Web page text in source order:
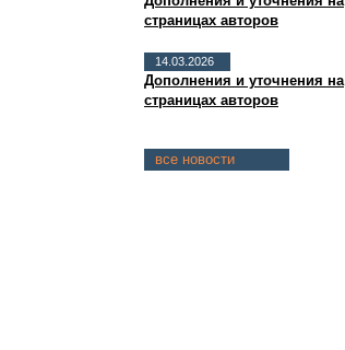
страницах авторов
14.03.2026
Дополнения и уточнения на
страницах авторов
все новости